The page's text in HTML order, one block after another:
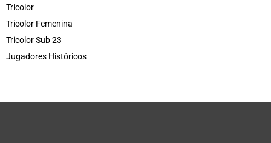
Tricolor
Tricolor Femenina
Tricolor Sub 23
Jugadores Históricos